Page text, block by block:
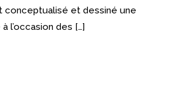
conceptualisé et dessiné une
l’occasion des […]